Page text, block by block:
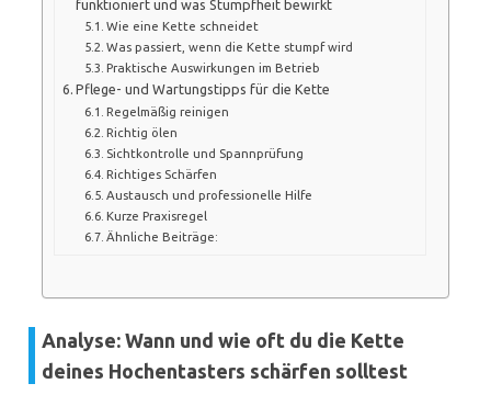
funktioniert und was Stumpfheit bewirkt
Wie eine Kette schneidet
Was passiert, wenn die Kette stumpf wird
Praktische Auswirkungen im Betrieb
Pflege- und Wartungstipps für die Kette
Regelmäßig reinigen
Richtig ölen
Sichtkontrolle und Spannprüfung
Richtiges Schärfen
Austausch und professionelle Hilfe
Kurze Praxisregel
Ähnliche Beiträge:
Analyse: Wann und wie oft du die Kette
deines Hochentasters schärfen solltest